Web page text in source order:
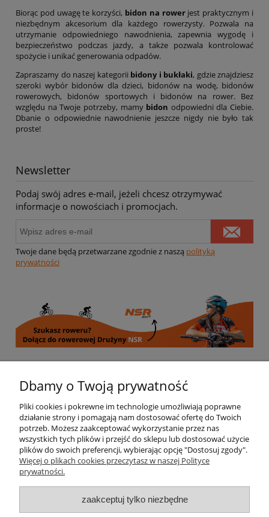
Biorąc pod uwagę te korzyści, bidon na rowerjest praktycznym i
niezbędnym akcesorium dla każdego rowerzysty. Pozwala na
utrzymanie odpowiedniego nawodnienia, zapewnia wygodę i
bezpieczeństwo podczas jazdy, a także pozwala kontrolować
spożycie i unikać generowania odpadów.
Zapraszamy do naszej kategorii bidony i bukłaki, gdzie znajdziesz
szeroki wybór bidonów dla dzieci, bidonów na wodę, bidonów
rowerowych, bidonów sportowych i bidonów na rower. Bez
względu na Twoje potrzeby, mamy bidon odpowiedni dla Ciebie.
Dbanie o odpowiednie nawodnienie jeszcze nigdy nie było tak
proste!
Newsletter
Podaj swój adres e-mail, jeżeli chcesz otrzymywać
informacje o nowościach i promocjach.
Twoje dane będą przetwarzane zgodnie z naszą polityką
prywatności
Informacje
Moje konto
Płatności i dostawa
Kontakt
Dbamy o Twoją prywatność
Pliki cookies i pokrewne im technologie umożliwiają poprawne
działanie strony i pomagają nam dostosować ofertę do Twoich
potrzeb. Możesz zaakceptować wykorzystanie przez nas
wszystkich tych plików i przejść do sklepu lub dostosować użycie
plików do swoich preferencji, wybierając opcję "Dostosuj zgody".
Więcej o plikach cookies przeczytasz w naszej Polityce
prywatności.
zaakceptuj tylko niezbędne